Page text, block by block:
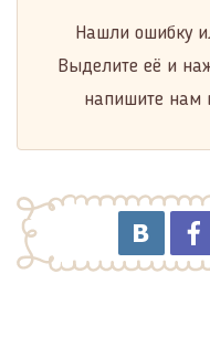
Нашли ошибку
Выделите её и
напишите нам